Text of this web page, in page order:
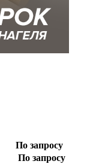
По запросу
По запросу